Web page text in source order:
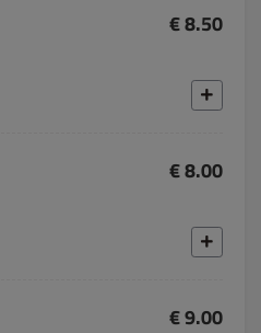
€ 8.50
€ 8.00
€ 9.00